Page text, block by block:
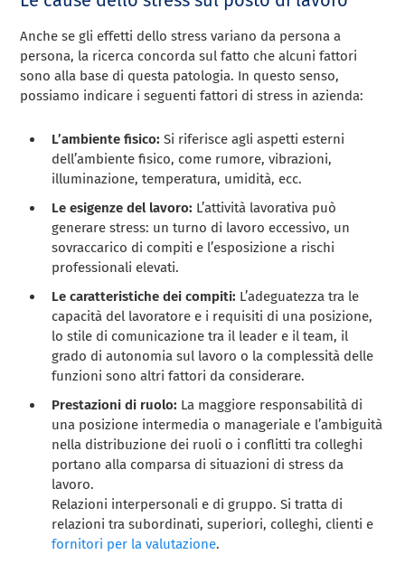
Anche se gli effetti dello stress variano da persona a
persona, la ricerca concorda sul fatto che alcuni fattori
sono alla base di questa patologia. In questo senso,
possiamo indicare i seguenti fattori di stress in azienda:
L’ambiente fisico: Si riferisce agli aspetti esterni
dell’ambiente fisico, come rumore, vibrazioni,
illuminazione, temperatura, umidità, ecc.
Le esigenze del lavoro: L’attività lavorativa può
generare stress: un turno di lavoro eccessivo, un
sovraccarico di compiti e l’esposizione a rischi
professionali elevati.
Le caratteristiche dei compiti: L’adeguatezza tra le
capacità del lavoratore e i requisiti di una posizione,
lo stile di comunicazione tra il leader e il team, il
grado di autonomia sul lavoro o la complessità delle
funzioni sono altri fattori da considerare.
Prestazioni di ruolo: La maggiore responsabilità di
una posizione intermedia o manageriale e l’ambiguità
nella distribuzione dei ruoli o i conflitti tra colleghi
portano alla comparsa di situazioni di stress da
lavoro.
Relazioni interpersonali e di gruppo. Si tratta di
relazioni tra subordinati, superiori, colleghi, clienti e
fornitori per la valutazione.